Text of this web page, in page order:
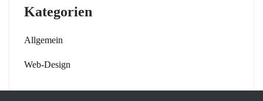
Kategorien
Allgemein
Web-Design